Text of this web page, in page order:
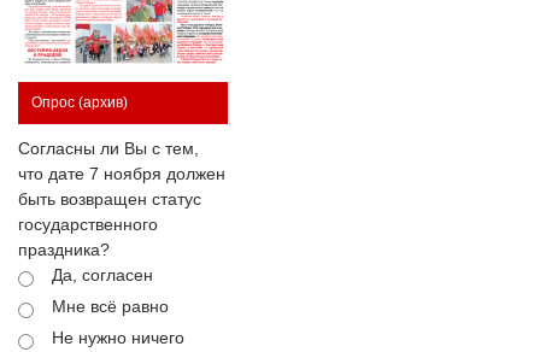
Опрос (архив)
Согласны ли Вы с тем,
что дате 7 ноября должен
быть возвращен статус
государственного
праздника?
Да, согласен
Мне всё равно
Не нужно ничего